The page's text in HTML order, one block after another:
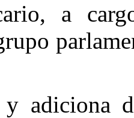
a
adiciona